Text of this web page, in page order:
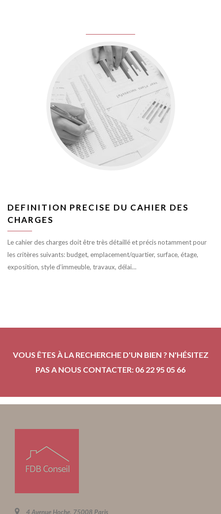
DEFINITION PRECISE DU CAHIER DES
CHARGES
Le cahier des charges doit être très détaillé et précis notamment pour
les critères suivants: budget, emplacement/quartier, surface, étage,
exposition, style d’immeuble, travaux, délai…
VOUS ÊTES À LA RECHERCHE D'UN BIEN ? N'HÉSITEZ
PAS A NOUS CONTACTER: 06 22 95 05 66
4 Avenue Hoche, 75008 Paris